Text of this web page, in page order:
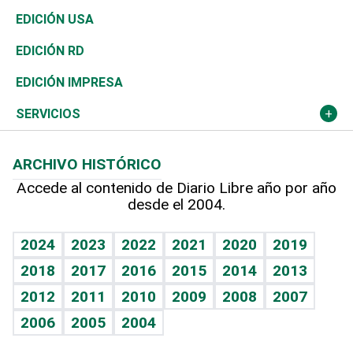
Reportajes
África
Ocenanía
Caribe
Resto del mundo
Vivienda
Telecom.
Global y variable
Economía personal
Buena Vida
Sociales
Novedades
Podcast Arte Libre
Hablando con el pediatra
Vida y familia
Eñe
Celebrando la vida
Sin complejos
Ciclismo
Tenis
Olimpismo
Más deportes
Línea de hit
TBT Deportivo
En Directo
El Espía
Noticiero Poteleche
Columnistas
Tecnología
Historia
Martes de tecnología
Cambio climático
Economía
Revista
Deportes
Opinión
Hecho en casa
Guía del dinero
EDICIÓN USA
EDICIÓN RD
EDICIÓN IMPRESA
SERVICIOS
Cumpleaños
Horóscopos
Crucigramas
ARCHIVO HISTÓRICO
Accede al contenido de Diario Libre año por año
desde el 2004.
2024 2023 2022 2021 2020
2019
2018
2017 2016 2015 2014
2013
2012
2011 2010 2009 2008
2007
2006
2005 2004